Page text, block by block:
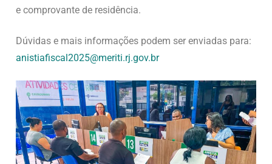
e comprovante de residência.
Dúvidas e mais informações podem ser enviadas para:
anistiafiscal2025@meriti.rj.gov.br